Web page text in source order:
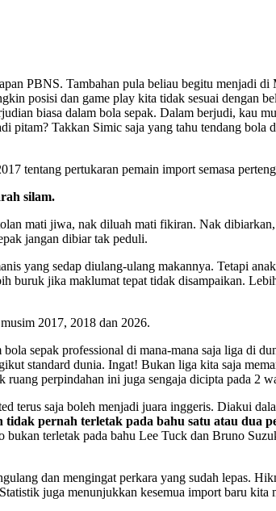
PBNS. Tambahan pula beliau begitu menjadi
posisi dan game play kita tidak sesuai dengan
biasa dalam bola sepak. Dalam berjudi, kau
pitam? Takkan Simic saja yang tahu tendang
tentang pertukaran pemain import semasa
silam.
mati jiwa, nak diluah mati fikiran. Nak
jangan dibiar tak peduli.
yang sedap diulang-ulang makannya. Tetapi
buruk jika maklumat tepat tidak disampaikan.
2017, 2018 dan 2026.
sepak professional di mana-mana saja liga di
standard dunia. Ingat! Bukan liga kita saja
perpindahan ini juga sengaja dicipta pada 2
terus saja boleh menjadi juara inggeris. Diakui
pernah terletak pada bahu satu atau dua
bukan terletak pada bahu Lee Tuck dan Bruno
dan mengingat perkara yang sudah lepas.
juga menunjukkan kesemua import baru